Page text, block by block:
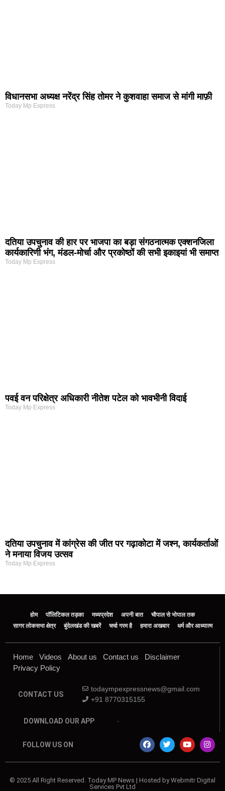
विधानसभा अध्यक्ष नरेंद्र सिंह तोमर ने कुशवाहा समाज से मांगी माफ़ी
Today Mp Express
दतिया उपचुनाव की हार पर भाजपा का बड़ा संगठनात्मक एक्शनजिला
कार्यकारिणी भंग, मंडल-मोर्चा और प्रकोष्ठों की सभी इकाइयां भी समाप्त
Today Mp Express
पवई वन परिक्षेत्र अधिकारी नीतेश पटेल को भावभीनी विदाई
Today Mp Express
दतिया उपचुनाव में कांग्रेस की जीत पर गढ़ाकोटा में जश्न, कार्यकर्ताओं
ने मनाया विजय उत्सव
Today Mp Express
होम पॉलिटिकल तड़का मध्यप्रदेश अपनी बात
चौपाल से भोपाल तक
सागर लोकसभा क्षेत्र
बुंदेलखंड की खबरें चर्चा गरम है हमारा अखबार धर्म और आध्यात्म
Home Videos About us Contact us
Disclaimer
Privacy Policy
CONTACT US
todaympexpressnews@gmail.com
+91 8770315155
DOWNLOAD OUR APP
FOLLOW US ON
© 2025 All Right Reserved. Today MP News | Hosted by Webmitr Digital
Services Pvt Ltd